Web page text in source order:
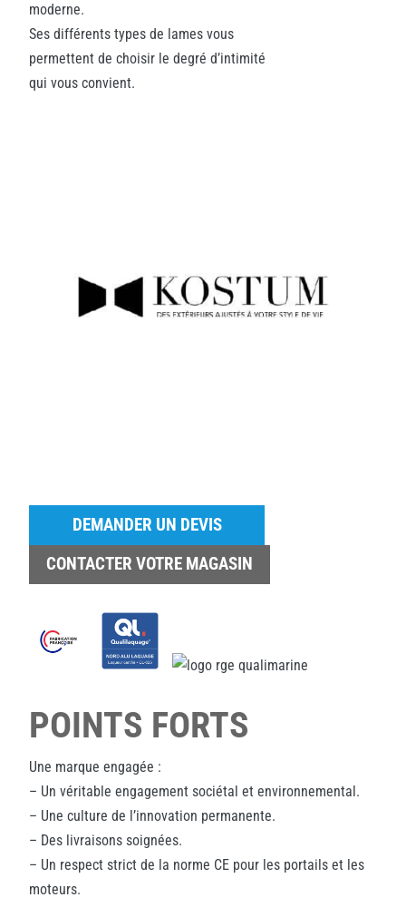
moderne.
Ses différents types de lames vous
permettent de choisir le degré d’intimité
qui vous convient.
DEMANDER UN DEVIS
CONTACTER VOTRE MAGASIN
POINTS FORTS
Une marque engagée :
– Un véritable engagement sociétal et environnemental.
– Une culture de l’innovation permanente.
– Des livraisons soignées.
– Un respect strict de la norme CE pour les portails et les
moteurs.